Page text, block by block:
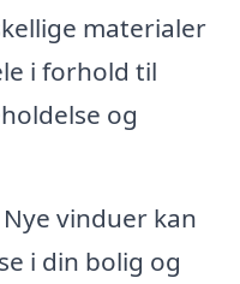
materialer
i forhold til
og
Nye vinduer kan
i din bolig og